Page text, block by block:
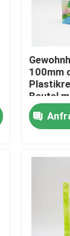
100mm
Beutel
für
verpackt